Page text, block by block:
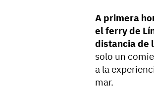
A primera
el ferry de
distancia de
solo un
a la
mar.